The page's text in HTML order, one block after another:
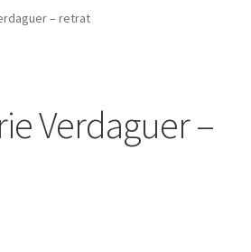
Payment
– retrat
Verdaguer –